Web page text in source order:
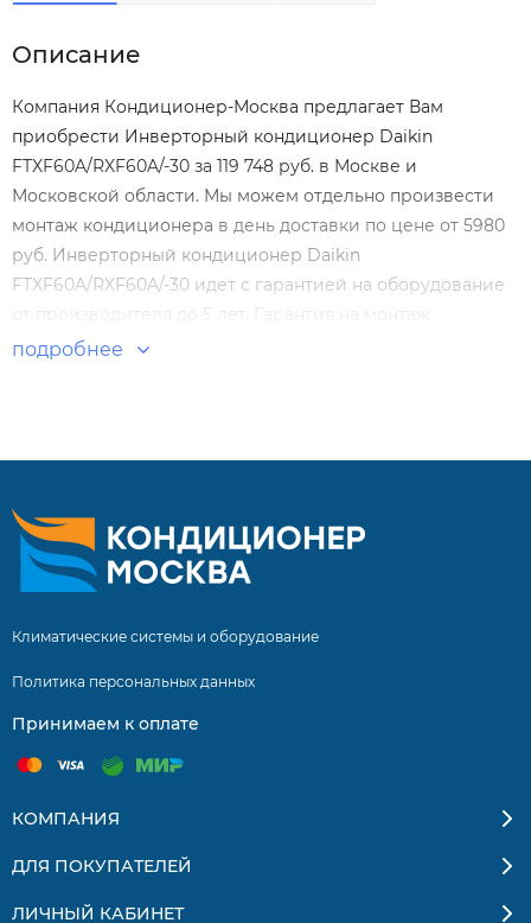
Описание
Компания Кондиционер-Москва предлагает Вам
приобрести Инверторный кондиционер Daikin
FTXF60A/RXF60A/-30 за 119 748 руб. в Москве и
Московской области. Мы можем отдельно произвести
монтаж кондиционера в день доставки по цене от 5980
руб. Инверторный кондиционер Daikin
FTXF60A/RXF60A/-30 идет с гарантией на оборудование
от производителя до 5 лет. Гарантия на монтаж
Инверторный кондиционер Daikin FTXF60A/RXF60A/-30
Москве и Московской области. Квалифицированные
подробнее
Климатические системы и оборудование
Политика персональных данных
Принимаем к оплате
КОМПАНИЯ
ДЛЯ ПОКУПАТЕЛЕЙ
ЛИЧНЫЙ КАБИНЕТ